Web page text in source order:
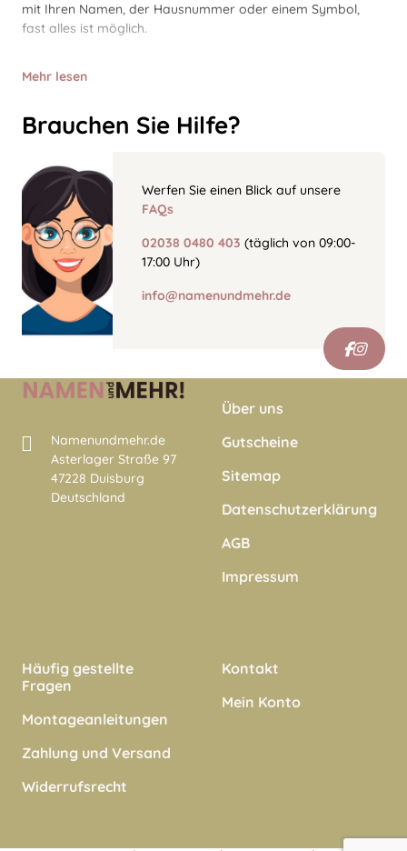
mit Ihren Namen, der Hausnummer oder einem Symbol,
fast alles ist möglich.
Mehr lesen
Brauchen Sie Hilfe?
Werfen Sie einen Blick auf unsere
FAQs
02038 0480 403 (täglich von 09:00-
17:00 Uhr)
info@namenundmehr.de
Namenundmehr.de
Asterlager Straße 97
47228 Duisburg
Deutschland
Über uns
Gutscheine
Sitemap
Datenschutzerklärung
AGB
Impressum
Häufig gestellte
Fragen
Montageanleitungen
Zahlung und Versand
Widerrufsrecht
Kontakt
Mein Konto